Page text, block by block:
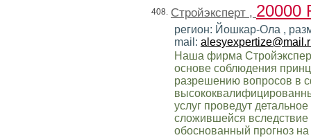
408. Стройэксперт , 20000
регион: Йошкар-Ола ,
mail:
Наша фирма
основе соблюдения
разрешению вопросов в
услуг проведут
сложившейся вследствие
обоснованный прогноз